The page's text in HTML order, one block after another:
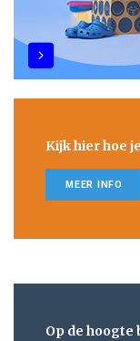
Kijk hier hoe
MEER INFO
Op de hoogte